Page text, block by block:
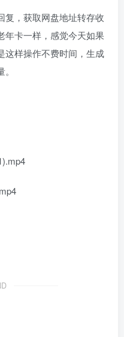
复，获取网盘地址转存收
年卡一样，感觉今天如果
这样操作不费时间，生成